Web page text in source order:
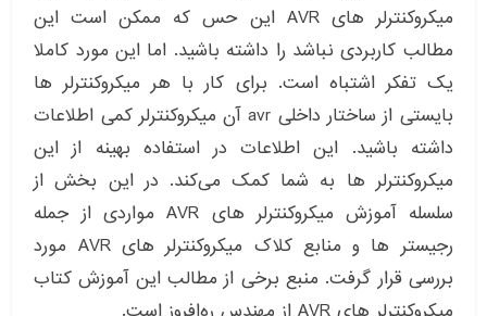
میکروکنترلر های AVR این حس که ممکن است این
مطالب کاربردی نباشد را داشته باشید. اما این مورد کاملا
یک تفکر اشتباه است. برای کار با هر میکروکنترلر ها
بایستی از ساختار داخلی avr آن میکروکنترلر کمی اطلاعات
داشته باشید. این اطلاعات در استفاده بهینه از این
میکروکنترلر ها به شما کمک می‌کند. در این بخش از
سلسله آموزش میکروکنترلر های AVR مواردی از جمله
رجیستر ها و منابع کلاک میکروکنترلر های AVR مورد
بررسی قرار گرفت. منبع برخی از مطالب این آموزش کتاب